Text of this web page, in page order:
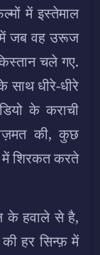
में इस्तेमाल
में जब वह उरूज
चले गए.
साथ धीरे-धीरे
के कराची
की, कुछ
में शिरकत करते
के हवाले से है,
हर सिन्फ़ में